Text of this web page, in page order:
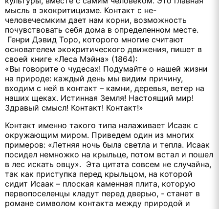
мысль в экокритицизме. Контакт с не-
человечесмким дает нам корни, возможность
почувствовать себя дома в определенном месте.
Генри Дэвид Торо, которого многие считают
основателем экокритического движения, пишет в
своей книге «Леса Мэйна» (1864):
«Вы говорите о чудесах! Подумайте о нашей жизни
на природе: каждый день мы видим причину,
входим с ней в контакт – камни, деревья, ветер на
наших щеках. Истинная Земля! Настоящий мир!
Здравый смысл! Контакт! Контакт!»
Контакт именно такого типа налаживает Исаак с
окружающим миром. Приведем один из многих
примеров: «Летняя ночь была светла и тепла. Исаак
посидел немножко на крыльце, потом встал и пошел
в лес искать овцу». Эта цитата совсем не случайна,
так как приступка перед крыльцом, на которой
сидит Исаак – плоская каменная плита, которую
первопоселенцы кладут перед дверью, - станет в
романе символом контакта между природой и